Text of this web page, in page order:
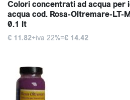
Colori concentrati ad acqua per
acqua cod. Rosa-Oltremare-LT-
0.1 lt
€ 11.82+iva 22%=€ 14.42